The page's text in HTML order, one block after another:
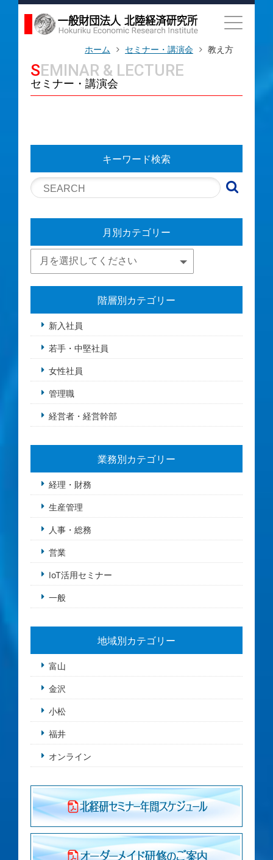
ホーム セミナー・講演会 教え方
SEMINAR & LECTURE
セミナー・講演会
キーワード検索
月別カテゴリー
階層別カテゴリー
新入社員
若手・中堅社員
女性社員
管理職
経営者・経営幹部
業務別カテゴリー
経理・財務
生産管理
人事・総務
営業
IoT活用セミナー
一般
地域別カテゴリー
富山
金沢
小松
福井
オンライン